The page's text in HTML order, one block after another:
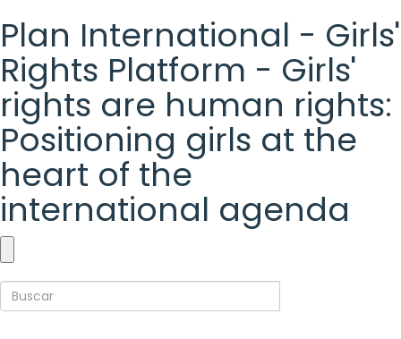
Plan International - Girls'
Rights Platform - Girls'
rights are human rights:
Positioning girls at the
heart of the
international agenda
Plan
International